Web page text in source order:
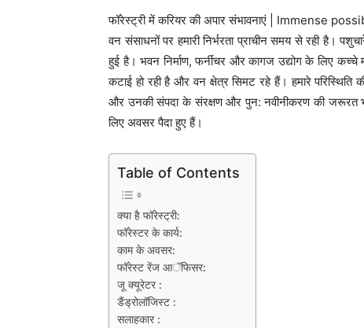
फॉरेस्ट्री में करियर की अपार संभावनाएं | Immense
वन संसाधनों पर हमारी निर्भरता प्राचीन समय से रही है।
हुई है। भवन निर्माण, फर्नीचर और कागज उद्योग के लिए
कटाई हो रही है और वन क्षेत्र सिमट रहे हैं। हमारे
और उनकी संपदा के संरक्षण और पुन: नवीनीकरण की जरूरत
लिए अवसर पैदा हुए हैं।
Table of Contents
क्या है फॉरेस्ट्री:
फॉरेस्टर के कार्य:
काम के अवसर:
फॉरेस्ट रेंज आॅफिसर:
जू क्यूरेटर :
डैंड्रोलॉजिस्ट :
सलाहकार :